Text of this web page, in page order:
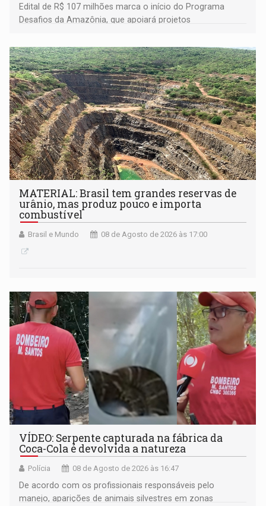
Edital de R$ 107 milhões marca o início do Programa
Desafios da Amazônia, que apoiará projetos
submissão de pré-propostas poderá ser feita até 1º de
setembro
MATERIAL: Brasil tem grandes reservas de
urânio, mas produz pouco e importa
combustível
Brasil e Mundo 08 de Agosto de 2026 às 17:00
VÍDEO: Serpente capturada na fábrica da
Coca-Cola é devolvida a natureza
Polícia 08 de Agosto de 2026 às 16:47
De acordo com os profissionais responsáveis pelo
manejo, aparições de animais silvestres em zonas